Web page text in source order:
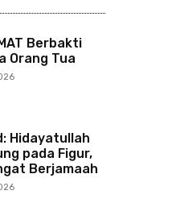
Berbakti
Orang Tua
Hidayatullah
pada Figur,
Berjamaah